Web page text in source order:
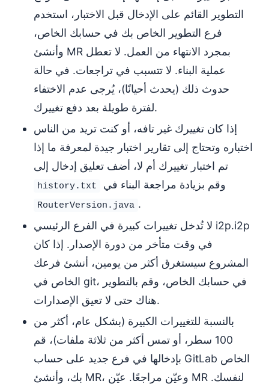
التطوير القائم على الإدخال قبل الاختبار، استخدم
فرع التطوير الخاص بك في حسابك الخاص،
وأنشئ MR بمجرد الانتهاء من العمل. لا تعطل
عملية البناء. لا تتسبب في تراجعات. في حالة
حدوث ذلك (يحدث أحيانًا)، يُرجى عدم الاختفاء
لفترة طويلة بعد دفع تغييرك.
إذا كان تغييرك غير تافه، أو كنت تريد من الناس
اختباره وتحتاج إلى تقارير اختبار جيدة لمعرفة ما إذا
تم اختبار تغييرك أم لا، أضف تعليق إدخال إلى
history.txt وقم بزيادة مراجعة البناء في
RouterVersion.java .
لا تُدخل تغييرات كبيرة في الفرع الرئيسي i2p.i2p
في وقت متأخر من دورة الإصدار. إذا كان
المشروع سيستغرق أكثر من يومين، أنشئ فرعك
الخاص في git، في حسابك الخاص، وقم بالتطوير
هناك حتى لا تعيق الإصدارات.
بالنسبة للتغييرات الكبيرة (بشكل عام، أكثر من
100 سطر، أو تمس أكثر من ثلاثة ملفات)، قم
بإدخالها في فرع جديد على حساب GitLab الخاص
بك، وأنشئ MR، وعيّن مراجعًا. عيّن MR لنفسك.